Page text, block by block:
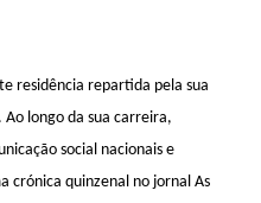
residência repartida pela sua
longo da sua carreira,
social nacionais e
crónica quinzenal no jornal As